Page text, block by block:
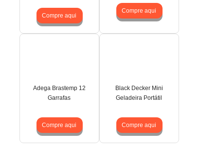
Compre aqui
Compre aqui
Adega Brastemp 12
Garrafas
Compre aqui
Black Decker Mini
Geladeira Portátil
Compre aqui